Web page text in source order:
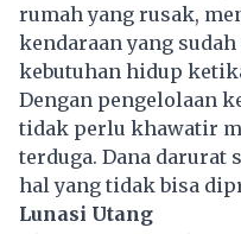
rumah yang rusak,
kendaraan yang
kebutuhan hidup
Dengan pengelolaan
tidak perlu khawatir
terduga. Dana darurat
hal yang tidak bisa
Lunasi Utang